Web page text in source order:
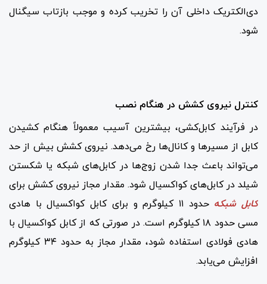
دی‌الکتریک داخلی آن را تخریب کرده و موجب بازتاب سیگنال
شود.
کنترل نیروی کشش در هنگام نصب
در فرآیند کابل‌کشی، بیشترین آسیب معمولاً هنگام کشیدن
کابل از مسیرها و کانال‌ها رخ می‌دهد. نیروی کشش بیش از حد
می‌تواند باعث جدا شدن زوج‌ها در کابل‌های شبکه یا شکستن
شیلد در کابل‌های کواکسیال شود. مقدار مجاز نیروی کشش برای
کابل شبکه
حدود ۱۱ کیلوگرم و برای کابل کواکسیال با هادی
مسی حدود ۱۸ کیلوگرم است. در صورتی که از کابل کواکسیال با
هادی فولادی استفاده شود، مقدار مجاز به حدود ۳۴ کیلوگرم
افزایش می‌یابد.